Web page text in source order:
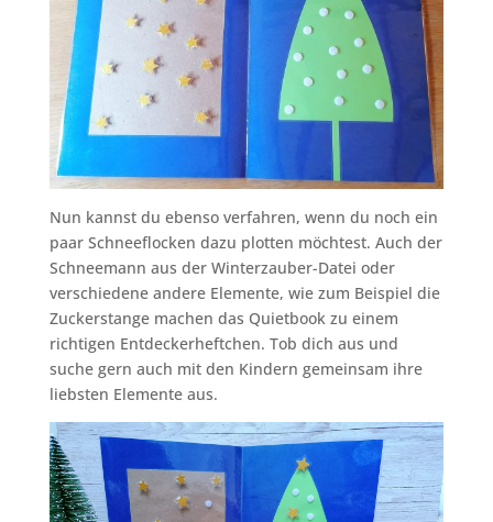
Nun kannst du ebenso verfahren, wenn du noch ein
paar Schneeflocken dazu plotten möchtest. Auch der
Schneemann aus der Winterzauber-Datei oder
verschiedene andere Elemente, wie zum Beispiel die
Zuckerstange machen das Quietbook zu einem
richtigen Entdeckerheftchen. Tob dich aus und
suche gern auch mit den Kindern gemeinsam ihre
liebsten Elemente aus.